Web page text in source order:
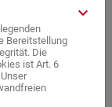
keyboard_arrow_down
Bereitstellung
Die
ist Art. 6